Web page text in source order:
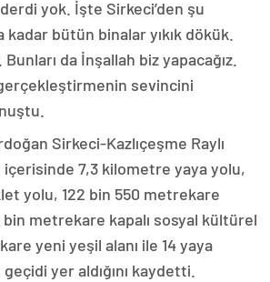
yok. İşte Sirkeci’den şu
bütün binalar yıkık dökük.
da İnşallah biz yapacağız.
gerçekleştirmenin sevincini
Sirkeci-Kazlıçeşme Raylı
içerisinde 7,3 kilometre yaya yolu,
yolu, 122 bin 550 metrekare
bin metrekare kapalı sosyal kültürel
yeni yeşil alanı ile 14 yaya
yer aldığını kaydetti.